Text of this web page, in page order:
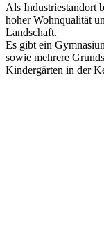
Als Industriestandort
hoher Wohnqualität
Landschaft.
Es gibt ein
sowie mehrere
Kindergärten in der